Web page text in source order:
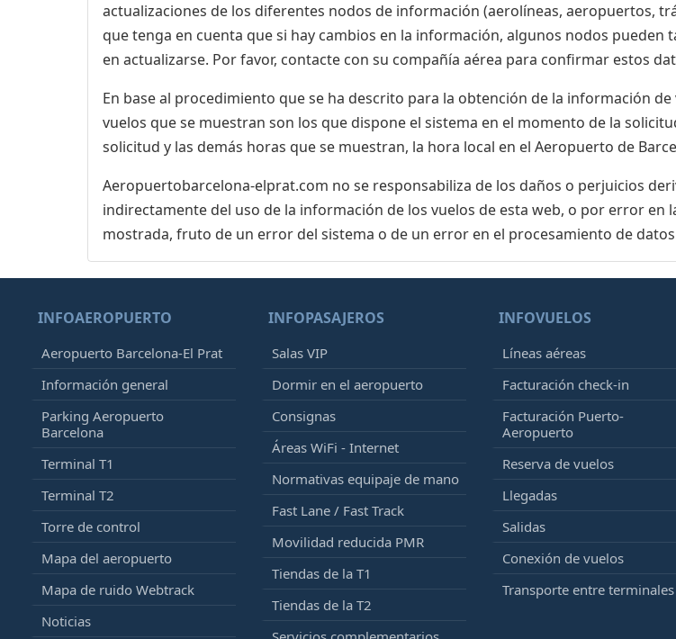
actualizaciones de los diferentes nodos de información (aerolíneas, aeropuertos,
que tenga en cuenta que si hay cambios en la información, algunos nodos pueden
en actualizarse. Por favor, contacte con su compañía aérea para confirmar estos
En base al procedimiento que se ha descrito para la obtención de la información de
vuelos que se muestran son los que dispone el sistema en el momento de la
solicitud y las demás horas que se muestran, la hora local en el Aeropuerto de
Aeropuertobarcelona-elprat.com no se responsabiliza de los daños o perjuicios
indirectamente del uso de la información de los vuelos de esta web, o por error en
mostrada, fruto de un error del sistema o de un error en el procesamiento de
INFOAEROPUERTO
Aeropuerto Barcelona-El Prat
Información general
Parking Aeropuerto
Barcelona
Terminal T1
Terminal T2
Torre de control
Mapa del aeropuerto
Mapa de ruido Webtrack
Noticias
INFOPASAJEROS
Salas VIP
Dormir en el aeropuerto
Consignas
Áreas WiFi - Internet
Normativas equipaje de mano
Fast Lane / Fast Track
Movilidad reducida PMR
Tiendas de la T1
Tiendas de la T2
INFOVUELOS
Líneas aéreas
Facturación check-in
Facturación Puerto-
Aeropuerto
Reserva de vuelos
Llegadas
Salidas
Conexión de vuelos
Transporte entre terminales